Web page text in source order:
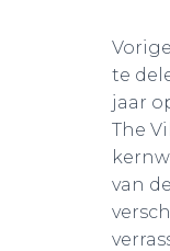
te
jaar
The
van